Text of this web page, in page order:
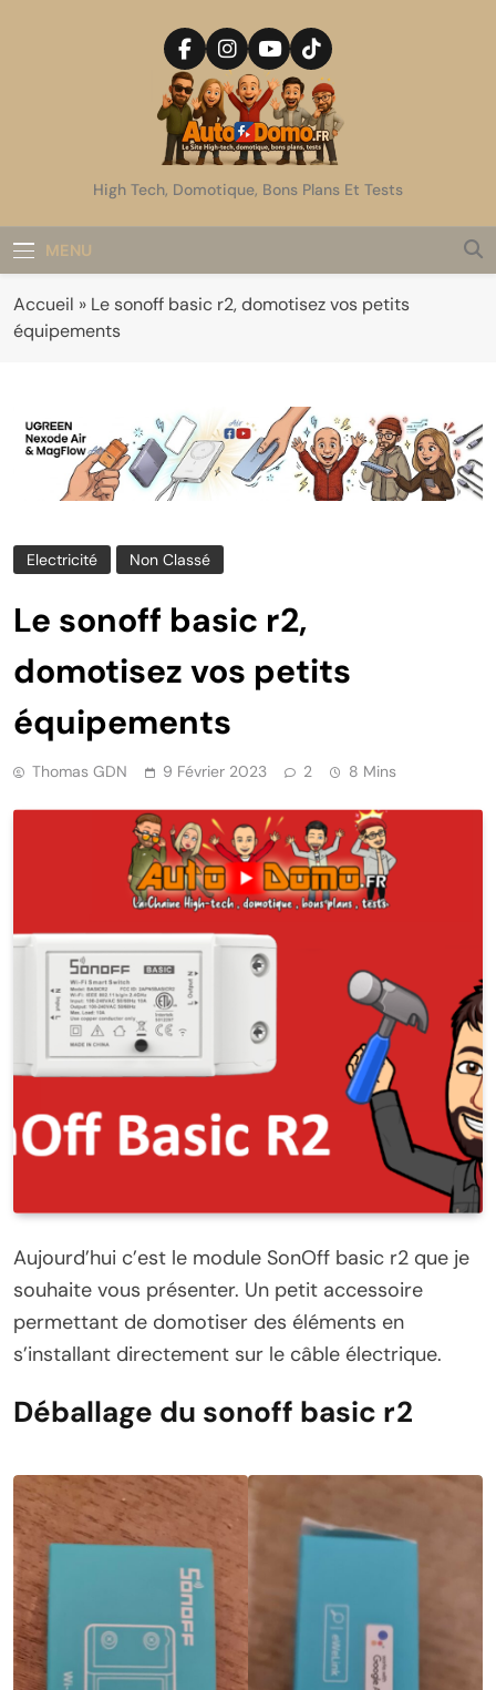
AutoDomo
High Tech, Domotique, Bons Plans Et Tests
MENU
Accueil » Le sonoff basic r2, domotisez vos petits
équipements
Electricité Non Classé
Le sonoff basic r2,
domotisez vos petits
équipements
Thomas GDN 9 Février 2023 2 8 Mins
Aujourd’hui c’est le module SonOff basic r2 que je
souhaite vous présenter. Un petit accessoire
permettant de domotiser des éléments en
s’installant directement sur le câble électrique.
Déballage du sonoff basic r2